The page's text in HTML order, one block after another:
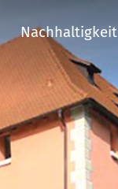
Nachhaltigkeit